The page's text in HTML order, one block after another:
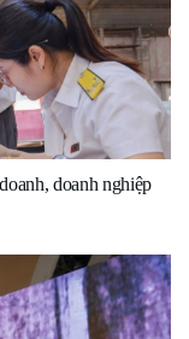
doanh nghiệp